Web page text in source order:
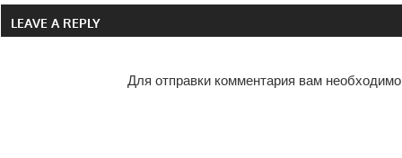
по
LEAVE A REPLY
Для отправки комментария вам необходимо